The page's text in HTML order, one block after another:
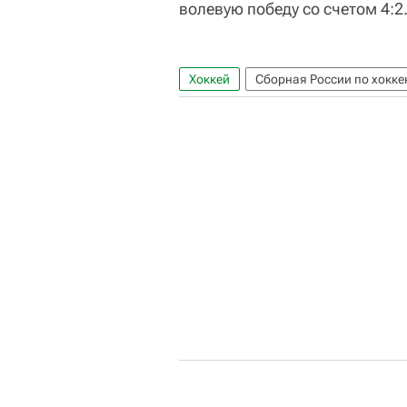
волевую победу со счетом 4:2.
Хоккей Сборная России по